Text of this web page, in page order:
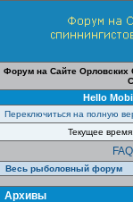
Форум на Сайте Орловских
Hello
Переключиться на полную
Текущее
FAQ
Весь рыболовный форум
Архивы